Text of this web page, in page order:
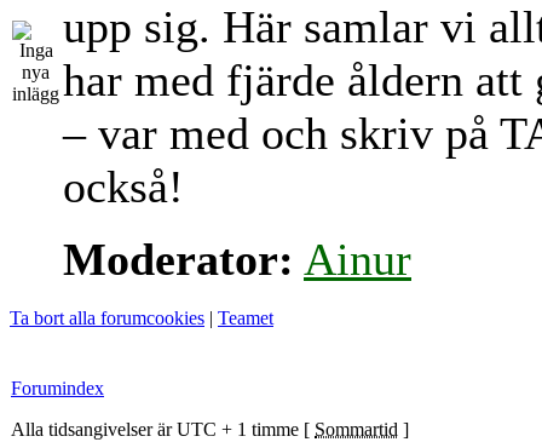
upp sig. Här samlar vi
har med fjärde åldern att
– var med och skriv på
också!
Moderator: Ainur
Ta bort alla forumcookies | Teamet
Forumindex
Alla tidsangivelser är UTC + 1 timme [ Sommartid ]